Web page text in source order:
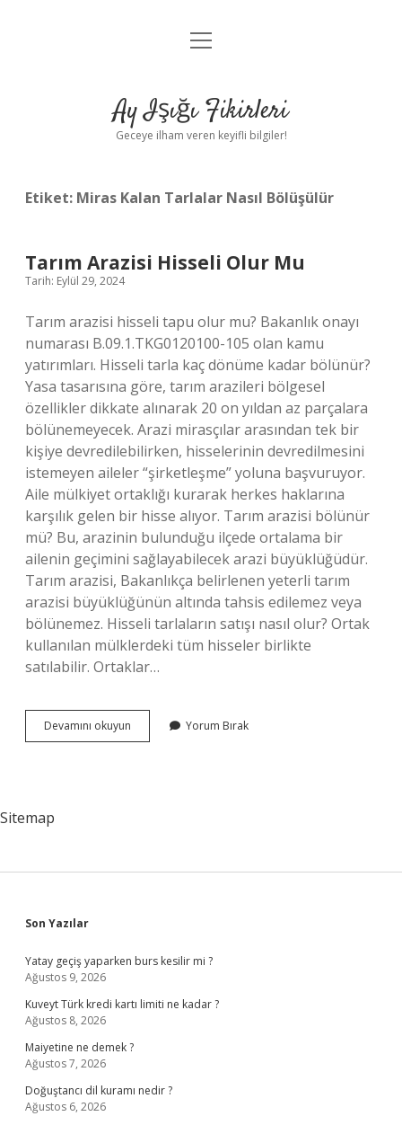
Anasayfa
Yasal Uyarı
menüyü
Ay Işığı Fikirleri
Geceye ilham veren keyifli bilgiler!
Etiket: Miras Kalan Tarlalar Nasıl Bölüşülür
Tarım Arazisi Hisseli Olur Mu
Tarih: Eylül 29, 2024
Tarım arazisi hisseli tapu olur mu? Bakanlık onayı
numarası B.09.1.TKG0120100-105 olan kamu
yatırımları. Hisseli tarla kaç dönüme kadar bölünür?
Yasa tasarısına göre, tarım arazileri bölgesel
özellikler dikkate alınarak 20 on yıldan az parçalara
bölünemeyecek. Arazi mirasçılar arasından tek bir
kişiye devredilebilirken, hisselerinin devredilmesini
istemeyen aileler “şirketleşme” yoluna başvuruyor.
Aile mülkiyet ortaklığı kurarak herkes haklarına
karşılık gelen bir hisse alıyor. Tarım arazisi bölünür
mü? Bu, arazinin bulunduğu ilçede ortalama bir
ailenin geçimini sağlayabilecek arazi büyüklüğüdür.
Tarım arazisi, Bakanlıkça belirlenen yeterli tarım
arazisi büyüklüğünün altında tahsis edilemez veya
bölünemez. Hisseli tarlaların satışı nasıl olur? Ortak
kullanılan mülklerdeki tüm hisseler birlikte
satılabilir. Ortaklar…
Devamını okuyun
Arazisi
Yorum Bırak
Sitemap
Sidebar
Son Yazılar
Yatay geçiş yaparken burs kesilir mi ?
Ağustos 9, 2026
Kuveyt Türk kredi kartı limiti ne kadar ?
Ağustos 8, 2026
Maiyetine ne demek ?
Ağustos 7, 2026
Doğuştancı dil kuramı nedir ?
Ağustos 6, 2026